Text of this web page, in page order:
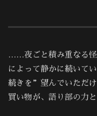
……夜ごと積み重なる怪
によって静かに続いて
続きを”望んでいただ
買い物が、語り部の力と